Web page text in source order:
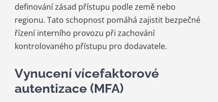
definování zásad přístupu podle země nebo
regionu. Tato schopnost pomáhá zajistit bezpečné
řízení interního provozu při zachování
kontrolovaného přístupu pro dodavatele.
Vynucení vícefaktorové
autentizace (MFA)